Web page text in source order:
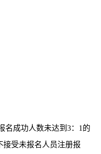
名成功人数未达到3：1的
受未报名人员注册报